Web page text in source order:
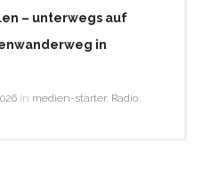
– unterwegs auf
in
in medien-starter, Radio